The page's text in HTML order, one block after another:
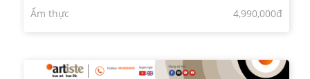
Ẩm thực 4,990,000đ